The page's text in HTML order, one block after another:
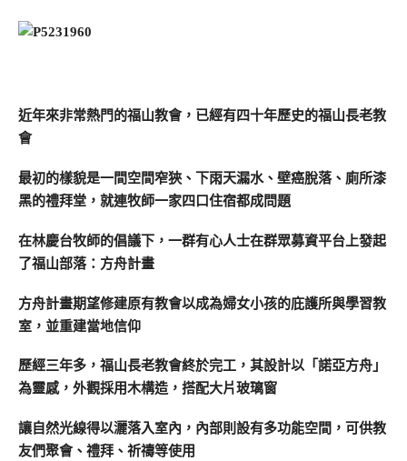
近年來非常熱門的福山教會，已經有四十年歷史的福山長老教
會
最初的樣貌是一間空間窄狹、下雨天漏水、壁癌脫落、廁所漆
黑的禮拜堂，就連牧師一家四口住宿都成問題
在林慶台牧師的倡議下，一群有心人士在群眾募資平台上發起
了福山部落：方舟計畫
方舟計畫期望修建原有教會以成為婦女小孩的庇護所與學習教
室，並重建當地信仰
歷經三年多，福山長老教會終於完工，其設計以「諾亞方舟」
為靈感，外觀採用木構造，搭配大片玻璃窗
讓自然光線得以灑落入室內，內部則設有多功能空間，可供教
友們聚會、禮拜、祈禱等使用